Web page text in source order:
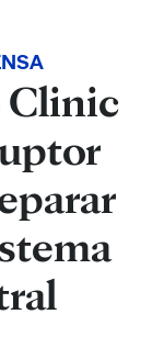
Clinic